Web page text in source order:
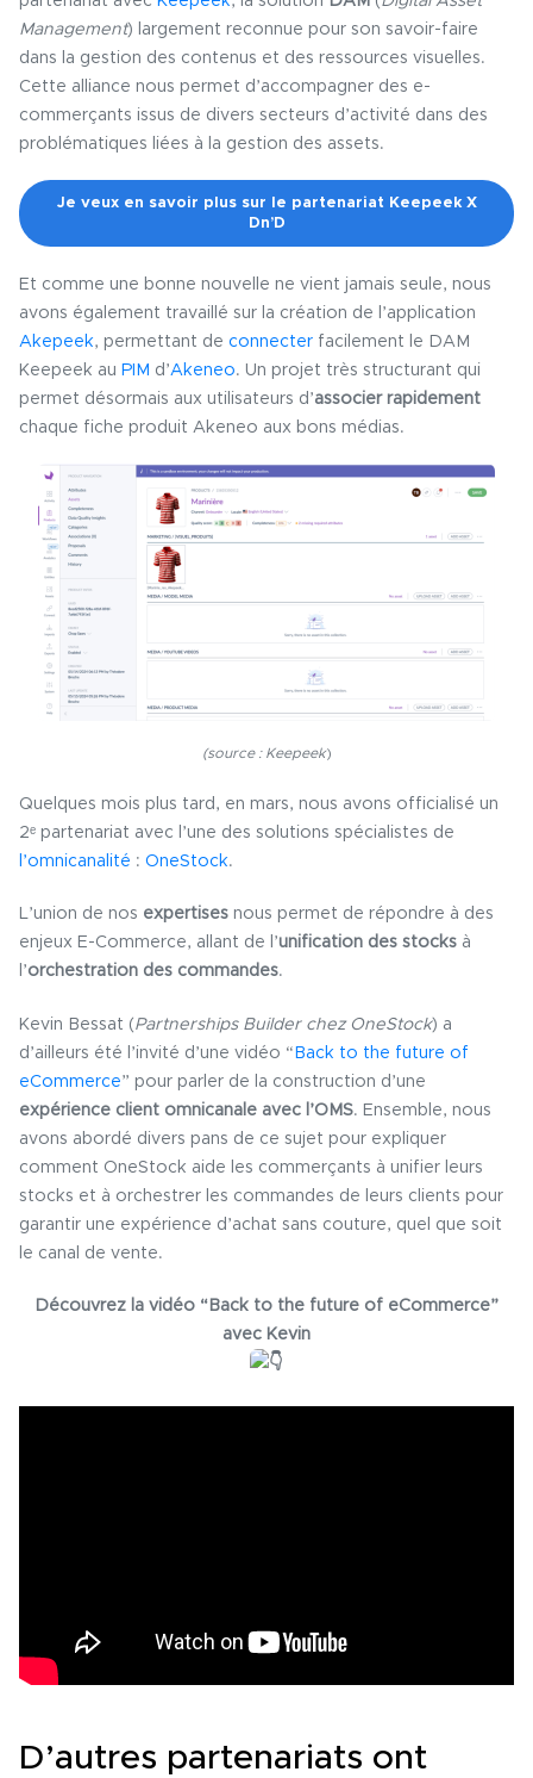
Management) largement reconnue pour son savoir-faire
dans la gestion des contenus et des ressources visuelles.
Cette alliance nous permet d’accompagner des e-
commerçants issus de divers secteurs d’activité dans des
problématiques liées à la gestion des assets.
Je veux en savoir plus sur le partenariat Keepeek X
Dn’D
Et comme une bonne nouvelle ne vient jamais seule, nous
avons également travaillé sur la création de l’application
Akepeek, permettant de connecter facilement le DAM
Keepeek au PIM d’Akeneo. Un projet très structurant qui
permet désormais aux utilisateurs d’associer rapidement
chaque fiche produit Akeneo aux bons médias.
(source : Keepeek)
Quelques mois plus tard, en mars, nous avons officialisé un
2ᵉ partenariat avec l’une des solutions spécialistes de
l’omnicanalité : OneStock.
L’union de nos expertises nous permet de répondre à des
enjeux E-Commerce, allant de l’unification des stocks à
l’orchestration des commandes.
Kevin Bessat (Partnerships Builder chez OneStock) a
d’ailleurs été l’invité d’une vidéo “ Back to the future of
eCommerce” pour parler de la construction d’une
expérience client omnicanale avec l’OMS. Ensemble, nous
avons abordé divers pans de ce sujet pour expliquer
comment OneStock aide les commerçants à unifier leurs
stocks et à orchestrer les commandes de leurs clients pour
garantir une expérience d’achat sans couture, quel que soit
le canal de vente.
Découvrez la vidéo “Back to the future of eCommerce”
avec Kevin
D’autres partenariats ont